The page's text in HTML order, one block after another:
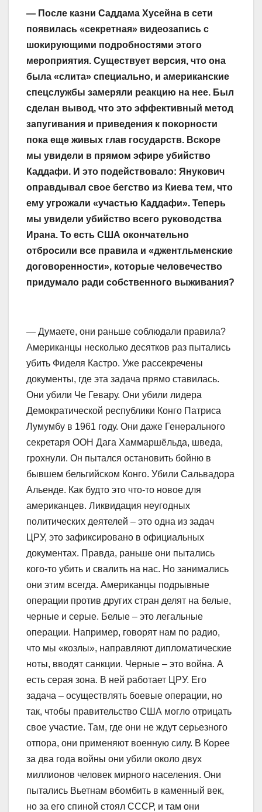
— После казни Саддама Хусейна в сети
появилась «секретная» видеозапись с
шокирующими подробностями этого
мероприятия. Существует версия, что она
была «слита» специально, и американские
спецслужбы замеряли реакцию на нее. Был
сделан вывод, что это эффективный метод
запугивания и приведения к покорности
пока еще живых глав государств. Вскоре
мы увидели в прямом эфире убийство
Каддафи. И это подействовало: Янукович
оправдывал свое бегство из Киева тем, что
ему угрожали «участью Каддафи». Теперь
мы увидели убийство всего руководства
Ирана. То есть США окончательно
отбросили все правила и «джентльменские
договоренности», которые человечество
придумало ради собственного выживания?
— Думаете, они раньше соблюдали правила?
Американцы несколько десятков раз пытались
убить Фиделя Кастро. Уже рассекречены
документы, где эта задача прямо ставилась.
Они убили Че Гевару. Они убили лидера
Демократической республики Конго Патриса
Лумумбу в 1961 году. Они даже Генерального
секретаря ООН Дага Хаммаршёльда, шведа,
грохнули. Он пытался остановить бойню в
бывшем бельгийском Конго. Убили Сальвадора
Альенде. Как будто это что-то новое для
американцев. Ликвидация неугодных
политических деятелей – это одна из задач
ЦРУ, это зафиксировано в официальных
документах. Правда, раньше они пытались
кого-то убить и свалить на нас. Но занимались
они этим всегда. Американцы подрывные
операции против других стран делят на белые,
черные и серые. Белые – это легальные
операции. Например, говорят нам по радио,
что мы «козлы», направляют дипломатические
ноты, вводят санкции. Черные – это война. А
есть серая зона. В ней работает ЦРУ. Его
задача – осуществлять боевые операции, но
так, чтобы правительство США могло отрицать
свое участие. Там, где они не ждут серьезного
отпора, они применяют военную силу. В Корее
за два года войны они убили около двух
миллионов человек мирного населения. Они
пытались Вьетнам вбомбить в каменный век,
но за его спиной стоял СССР, и там они